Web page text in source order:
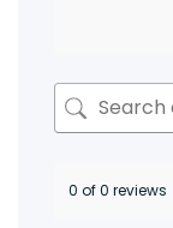
0 of 0 reviews